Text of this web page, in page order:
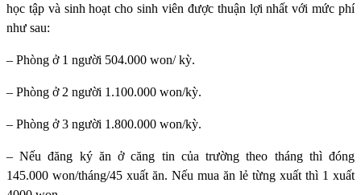
học tập và sinh hoạt cho sinh viên được thuận lợi nhất với mức phí
như sau:
– Phòng ở 1 người 504.000 won/ kỳ.
– Phòng ở 2 người 1.100.000 won/kỳ.
– Phòng ở 3 người 1.800.000 won/kỳ.
– Nếu đăng ký ăn ở căng tin của trường theo tháng thì đóng
145.000 won/tháng/45 xuất ăn. Nếu mua ăn lẻ từng xuất thì 1 xuất